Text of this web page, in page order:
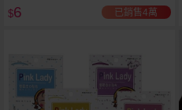
$6 已銷售4萬